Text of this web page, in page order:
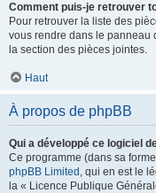
Comment puis-je retrouver
Pour retrouver la liste des
vous rendre dans le panneau
la section des pièces jointes.
Haut
À propos de phpBB
Qui a développé ce logiciel
Ce programme (dans sa
phpBB Limited , qui en est le
la « Licence Publique